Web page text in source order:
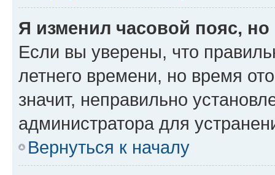
Я изменил часовой пояс,
Если вы уверены, что
летнего времени, но время
значит, неправильно
администратора для
Вернуться к началу